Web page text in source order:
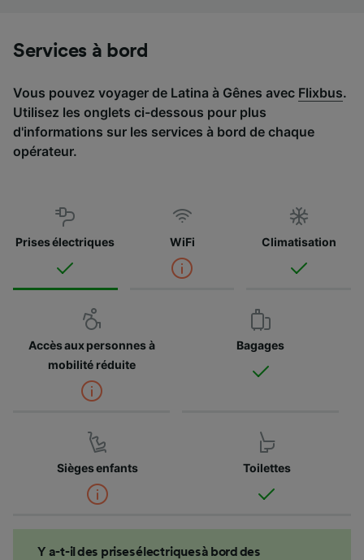
Services à bord
Vous pouvez voyager de Latina à Gênes avec Flixbus.
Utilisez les onglets ci-dessous pour plus
d'informations sur les services à bord de chaque
opérateur.
Prises électriques WiFi Climatisation
Accès aux personnes à
mobilité réduite
Bagages
Sièges enfants Toilettes
Y a-t-il des prises électriques à bord des